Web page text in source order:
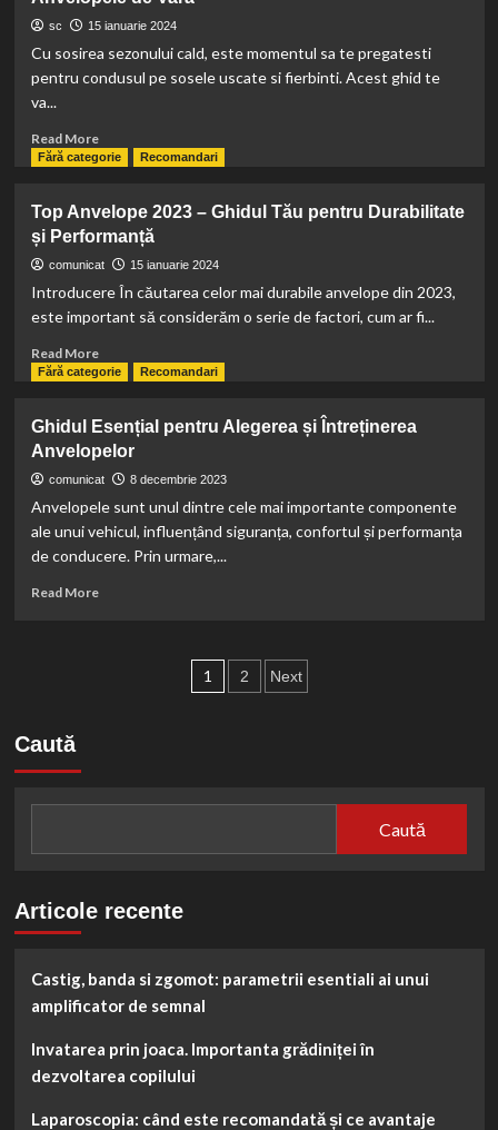
cu
profesionalism
sc 15 ianuarie 2024
Cu sosirea sezonului cald, este momentul sa te pregatesti
pentru condusul pe sosele uscate si fierbinti. Acest ghid te
va...
Read MoreRead
more
tau
complet
–
Pregatirea
Soare
Anvelopele
Fără categorie Recomandari
Top Anvelope 2023 – Ghidul Tău pentru Durabilitate
și Performanță
comunicat 15 ianuarie 2024
Introducere În căutarea celor mai durabile anvelope din 2023,
este important să considerăm o serie de factori, cum ar fi...
Read MoreRead
more
Anvelope
2023
–
Ghidul
pentru
Durabilitate
Fără categorie Recomandari
Ghidul Esențial pentru Alegerea și Întreținerea
Anvelopelor
comunicat 8 decembrie 2023
Anvelopele sunt unul dintre cele mai importante componente
ale unui vehicul, influențând siguranța, confortul și performanța
de conducere. Prin urmare,...
Read MoreRead
Paginație
1 2 Next
Caută
Caută
Articole recente
Castig, banda si zgomot: parametrii esentiali ai unui
amplificator de semnal
Invatarea prin joaca. Importanta grădiniței în
dezvoltarea copilului
Laparoscopia: când este recomandată și ce avantaje